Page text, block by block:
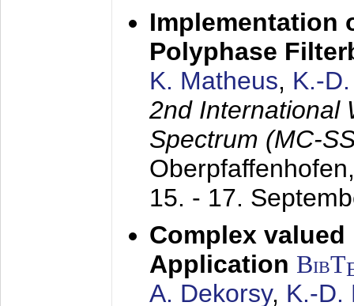
Implementation
Polyphase
K. Matheus, K.-
2nd International
Spectrum (MC-
15. - 17.
Complex valued
Application BibT
A. Dekorsy, K.-D.